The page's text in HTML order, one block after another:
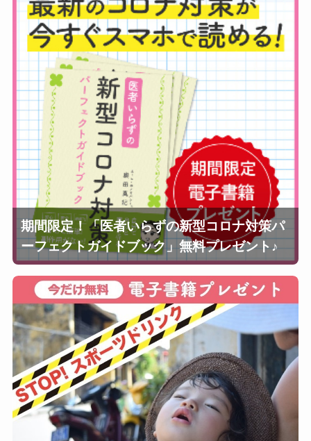
期間限定！「医者いらずの新型コロナ対策パ
ーフェクトガイドブック」無料プレゼント♪